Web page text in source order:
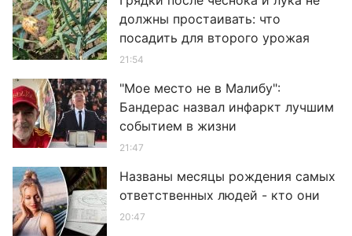
должны простаивать: что
посадить для второго урожая
21:54
"Мое место не в Малибу":
Бандерас назвал инфаркт лучшим
событием в жизни
21:47
Названы месяцы рождения самых
ответственных людей - кто они
20:47